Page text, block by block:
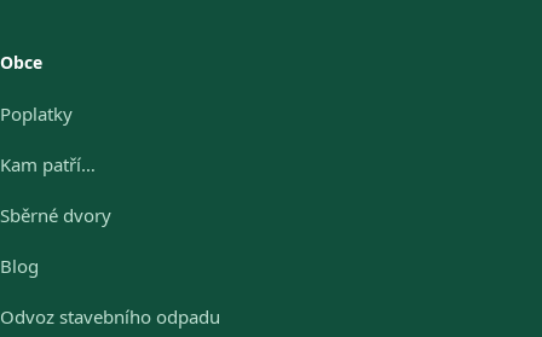
Obce
Poplatky
Kam patří…
Sběrné dvory
Blog
Odvoz stavebního odpadu